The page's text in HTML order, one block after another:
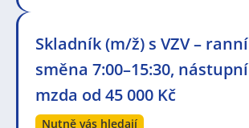
Skladník (m/ž) s VZV – ranní
směna 7:00–15:30, nástupní
mzda od 45 000 Kč
Nutně vás hledají